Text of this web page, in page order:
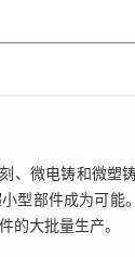
、微电铸和微塑
型部件成为可
的大批量生产。